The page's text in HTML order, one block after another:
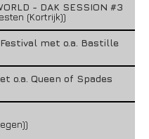
- DAK SESSION #3
(Kortrijk))
met o.a. Bastille
o.a. Queen of Spades